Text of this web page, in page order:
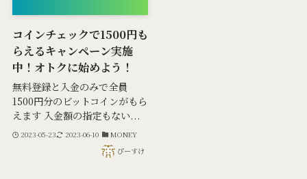
コインチェックで1500円も
らえるキャンペーン実施
中！オトクに始めよう！
無料登録と入金のみで全員
1500円分のビットコインがもら
えます 入金額の指定もない...
2023-05-23 2023-06-10
MONEY
ぴーすけ